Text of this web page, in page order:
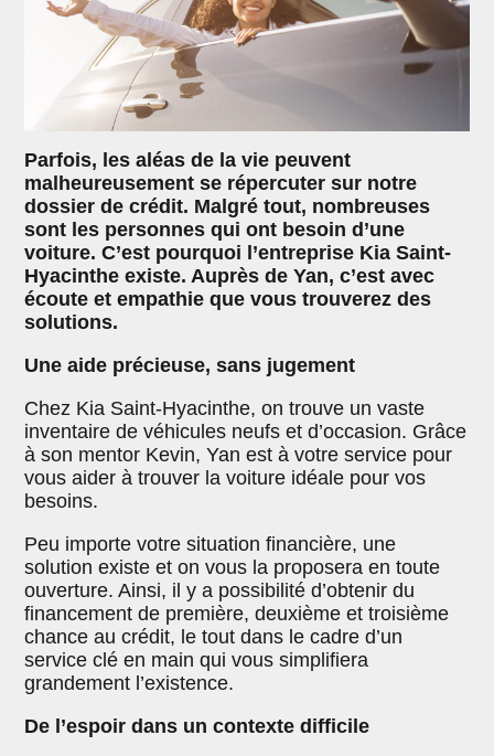
Parfois, les aléas de la vie peuvent
malheureusement se répercuter sur notre
dossier de crédit. Malgré tout, nombreuses
sont les personnes qui ont besoin d’une
voiture. C’est pourquoi l’entreprise Kia Saint-
Hyacinthe existe. Auprès de Yan, c’est avec
écoute et empathie que vous trouverez des
solutions.
Une aide précieuse, sans jugement
Chez Kia Saint-Hyacinthe, on trouve un vaste
inventaire de véhicules neufs et d’occasion. Grâce
à son mentor Kevin, Yan est à votre service pour
vous aider à trouver la voiture idéale pour vos
besoins.
Peu importe votre situation financière, une
solution existe et on vous la proposera en toute
ouverture. Ainsi, il y a possibilité d’obtenir du
financement de première, deuxième et troisième
chance au crédit, le tout dans le cadre d’un
service clé en main qui vous simplifiera
grandement l’existence.
De l’espoir dans un contexte difficile